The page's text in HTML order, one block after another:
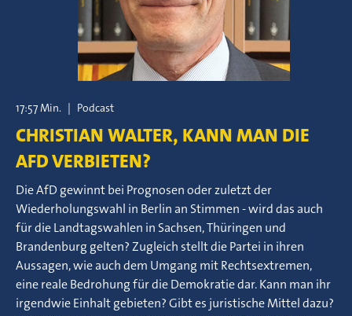
17:57 Min. | Podcast
CHRISTIAN WALTER, KANN MAN DIE
AFD VERBIETEN?
Die AfD gewinnt bei Prognosen oder zuletzt der
Wiederholungswahl in Berlin an Stimmen - wird das auch
für die Landtagswahlen in Sachsen, Thüringen und
Brandenburg gelten? Zugleich stellt die Partei in ihren
Aussagen, wie auch dem Umgang mit Rechtsextremen,
eine reale Bedrohung für die Demokratie dar. Kann man ihr
irgendwie Einhalt gebieten? Gibt es juristische Mittel dazu?